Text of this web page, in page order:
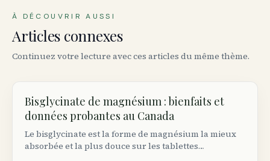
À DÉCOUVRIR AUSSI
Articles connexes
Continuez votre lecture avec ces articles du même thème.
Bisglycinate de magnésium : bienfaits et
données probantes au Canada
Le bisglycinate est la forme de magnésium la mieux
absorbée et la plus douce sur les tablettes